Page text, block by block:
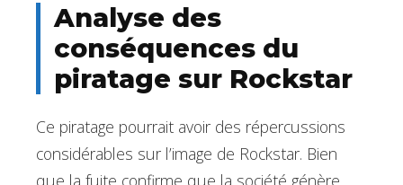
Analyse des
conséquences du
piratage sur Rockstar
Ce piratage pourrait avoir des répercussions
considérables sur l’image de Rockstar. Bien